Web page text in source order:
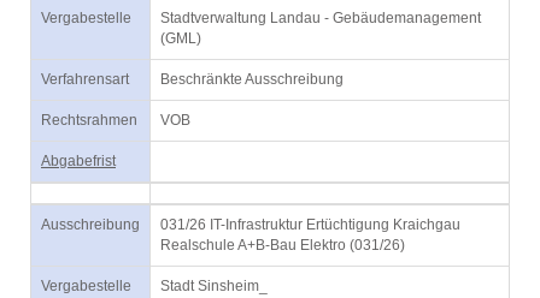
Vergabestelle
Stadtverwaltung Landau - Gebäudemanagement
(GML)
Verfahrensart Beschränkte Ausschreibung
Rechtsrahmen VOB
Abgabefrist
Ausschreibung
031/26 IT-Infrastruktur Ertüchtigung Kraichgau
Realschule A+B-Bau Elektro (031/26)
Vergabestelle Stadt Sinsheim_